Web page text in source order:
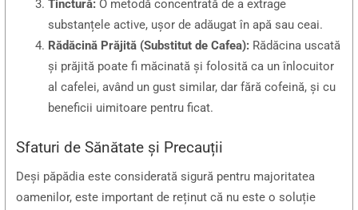
Tinctură: O metodă concentrată de a extrage
substanțele active, ușor de adăugat în apă sau ceai.
Rădăcină Prăjită (Substitut de Cafea): Rădăcina uscată
și prăjită poate fi măcinată și folosită ca un înlocuitor
al cafelei, având un gust similar, dar fără cofeină, și cu
beneficii uimitoare pentru ficat.
Sfaturi de Sănătate și Precauții
Deși păpădia este considerată sigură pentru majoritatea
oamenilor, este important de reținut că nu este o soluție